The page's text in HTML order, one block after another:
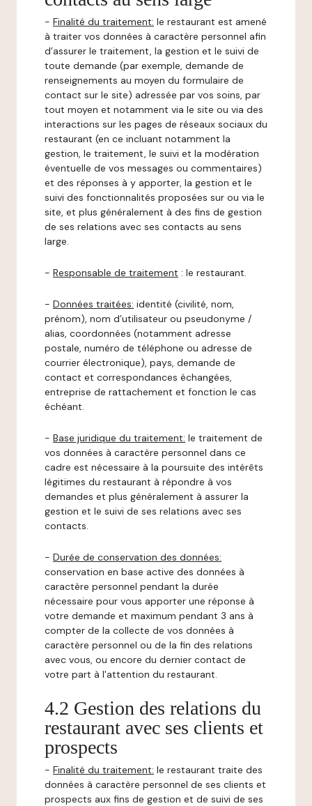
- Finalité du traitement: le restaurant est amené
à traiter vos données à caractère personnel afin
d’assurer le traitement, la gestion et le suivi de
toute demande (par exemple, demande de
renseignements au moyen du formulaire de
contact sur le site) adressée par vos soins, par
tout moyen et notamment via le site ou via des
interactions sur les pages de réseaux sociaux du
restaurant (en ce incluant notamment la
gestion, le traitement, le suivi et la modération
éventuelle de vos messages ou commentaires)
et des réponses à y apporter, la gestion et le
suivi des fonctionnalités proposées sur ou via le
site, et plus généralement à des fins de gestion
de ses relations avec ses contacts au sens
large.
- Responsable de traitement : le restaurant.
- Données traitées: identité (civilité, nom,
prénom), nom d’utilisateur ou pseudonyme /
alias, coordonnées (notamment adresse
postale, numéro de téléphone ou adresse de
courrier électronique), pays, demande de
contact et correspondances échangées,
entreprise de rattachement et fonction le cas
échéant.
- Base juridique du traitement: le traitement de
vos données à caractère personnel dans ce
cadre est nécessaire à la poursuite des intérêts
légitimes du restaurant à répondre à vos
demandes et plus généralement à assurer la
gestion et le suivi de ses relations avec ses
contacts.
- Durée de conservation des données:
conservation en base active des données à
caractère personnel pendant la durée
nécessaire pour vous apporter une réponse à
votre demande et maximum pendant 3 ans à
compter de la collecte de vos données à
caractère personnel ou de la fin des relations
avec vous, ou encore du dernier contact de
votre part à l'attention du restaurant.
4.2 Gestion des relations du
restaurant avec ses clients et
prospects
- Finalité du traitement: le restaurant traite des
données à caractère personnel de ses clients et
prospects aux fins de gestion et de suivi de ses